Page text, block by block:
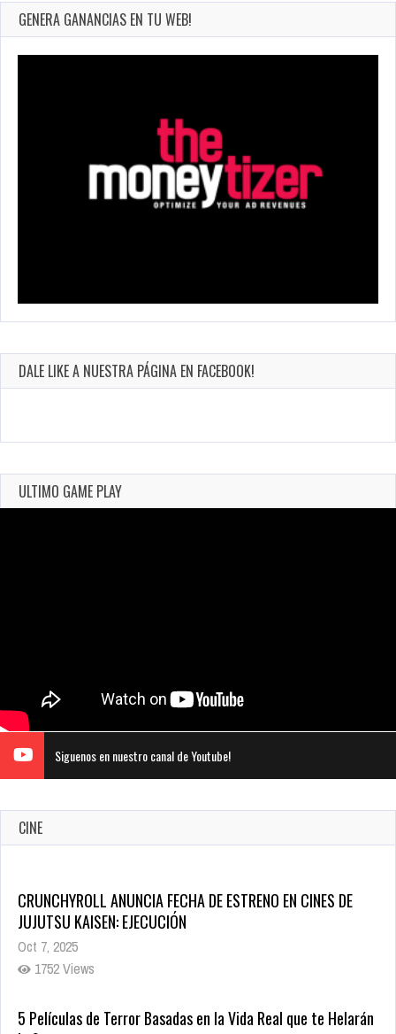
GENERA GANANCIAS EN TU WEB!
DALE LIKE A NUESTRA PÁGINA EN FACEBOOK!
ULTIMO GAME PLAY
Siguenos en nuestro canal de Youtube!
CINE
CRUNCHYROLL ANUNCIA FECHA DE ESTRENO EN CINES DE
JUJUTSU KAISEN: EJECUCIÓN
Oct 7, 2025
1752 Views
5 Películas de Terror Basadas en la Vida Real que te Helarán